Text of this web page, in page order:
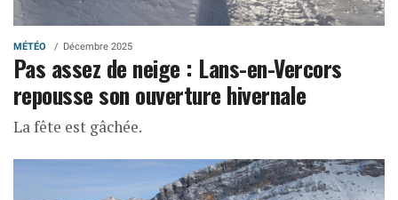
MÉTÉO Décembre 2025
Pas assez de neige : Lans-en-Vercors
repousse son ouverture hivernale
La fête est gâchée.